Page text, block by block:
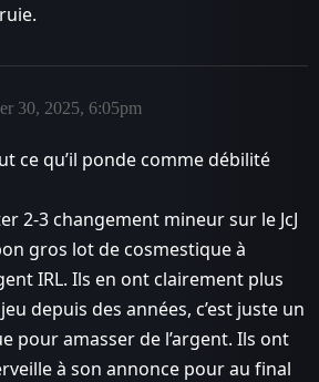
30, 2025, 6:05pm
ce qu’il ponde comme débilité
2-3 changement mineur sur le JcJ
gros lot de cosmestique à
IRL. Ils en ont clairement plus
depuis des années, c’est juste un
pour amasser de l’argent. Ils ont
à son annonce pour au final